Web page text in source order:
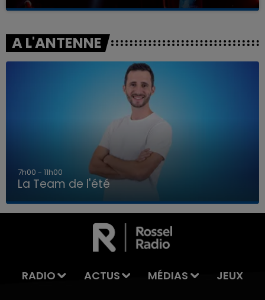
LA TEAM DE L'ÉTÉ
A L'ANTENNE
7h00 - 11h00
La Team de l'été
RADIO ACTUS MÉDIAS
JEUX